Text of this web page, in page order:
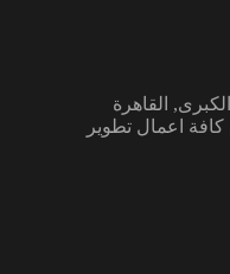
القاهرة
كافة اعمال تطوير